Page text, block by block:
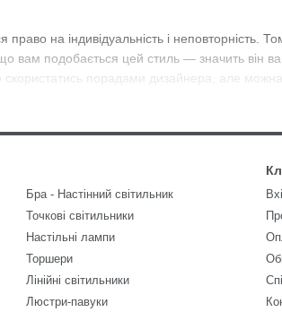
на індивідуальність і неповторність.
вам подобається цей стиль — значить він
скористатись порадами дизайнера, але
підібрати світильник не лише під стиль, а й
світло. Це частина концепції
у спальнях, передпокоях чи робочих зонах
простору. Сучасні бра не відволікають, не
бра на стіну сучасні?
Бра - Настінний світильник
Точкові світильники
Настільні лампи
Торшери
Лінійні світильники
Люстри-павуки